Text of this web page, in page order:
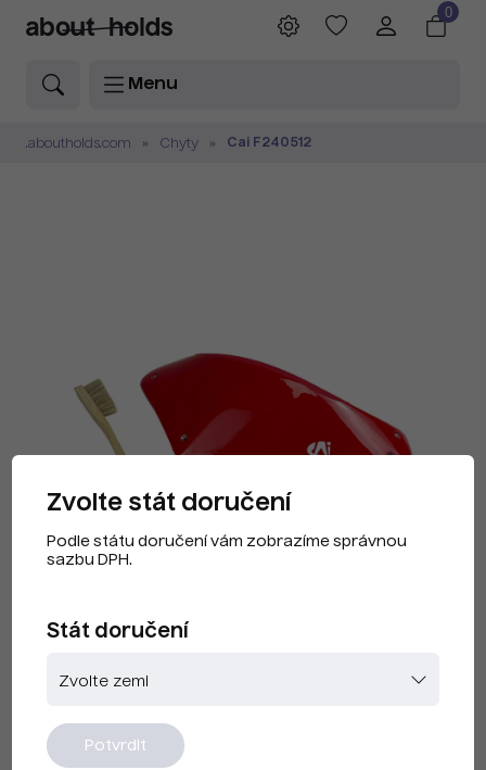
Menu
0
.aboutholds.com Chyty Cai F240512
CAI F240512 Tmavě zelená
Zvolte stát doručení
Podle státu doručení vám zobrazíme správnou
sazbu DPH.
Stát doručení
Potvrdit